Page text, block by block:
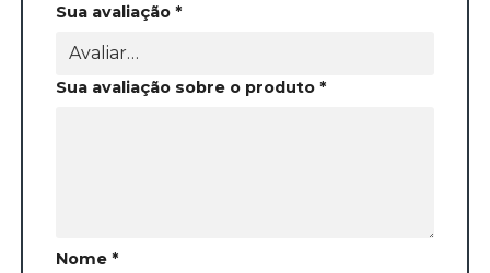
Sua avaliação *
Sua avaliação sobre o produto *
Nome *